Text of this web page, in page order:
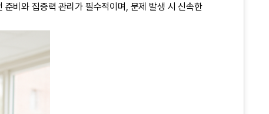
비와 집중력 관리가 필수적이며, 문제 발생 시 신속한